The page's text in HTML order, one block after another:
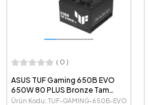
( 0 )
ASUS TUF Gaming 650B EVO
650W 80 PLUS Bronze Tam
Modüler Güç Kaynağı
Ürün Kodu: TUF-GAMING-650B-EVO